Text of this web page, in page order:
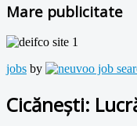
Mare publicitate
jobs by
Cicănești: